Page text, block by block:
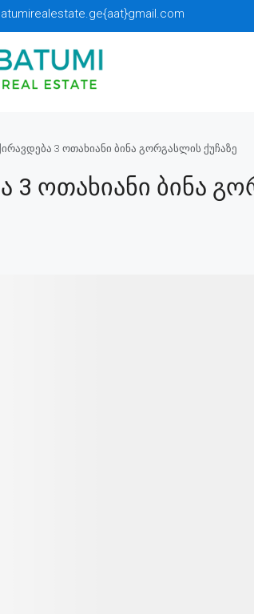
3 ოთახიანი ბინა გორგასლის ქუჩაზე
3 Ოთახიანი Ბინა